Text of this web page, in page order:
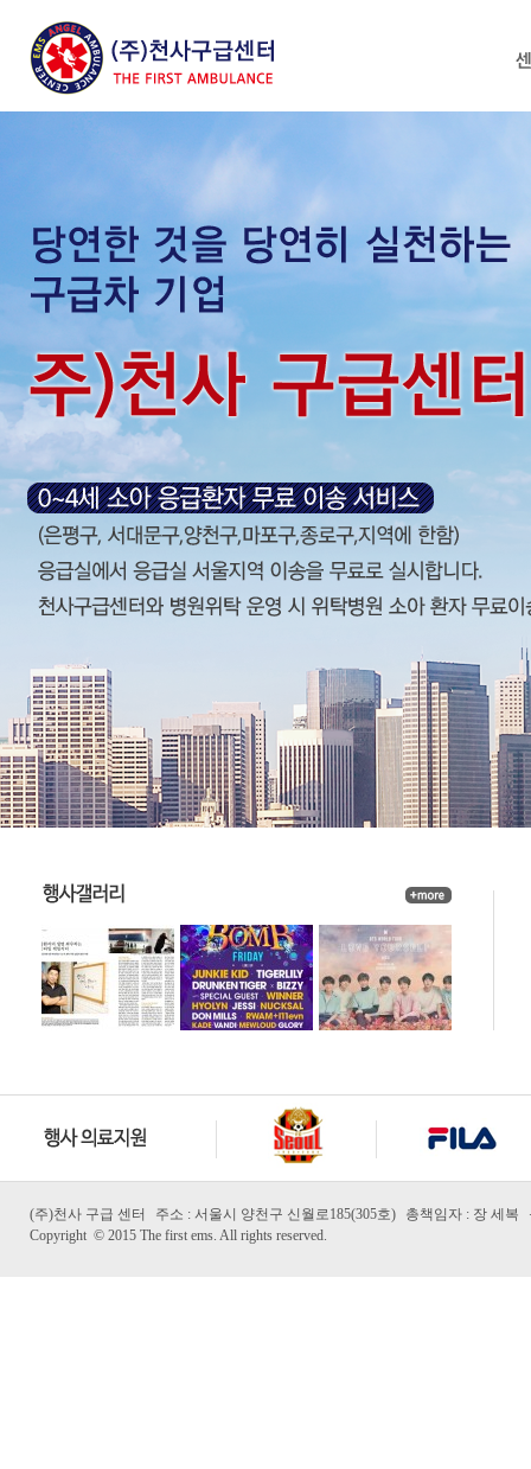
(주)천사 구급 센터 주소 : 서울시 양천구 신월로185(305호) 총책임자 : 장 세복
Copyright © 2015 The first ems. All rights reserved.